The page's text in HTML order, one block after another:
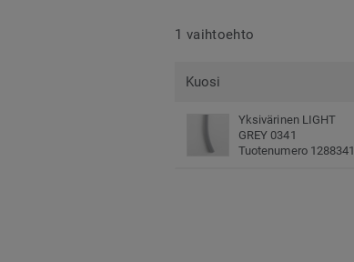
1 vaihtoehto
Kuosi
Yksivärinen LIGHT
GREY 0341
Tuotenumero 1288341